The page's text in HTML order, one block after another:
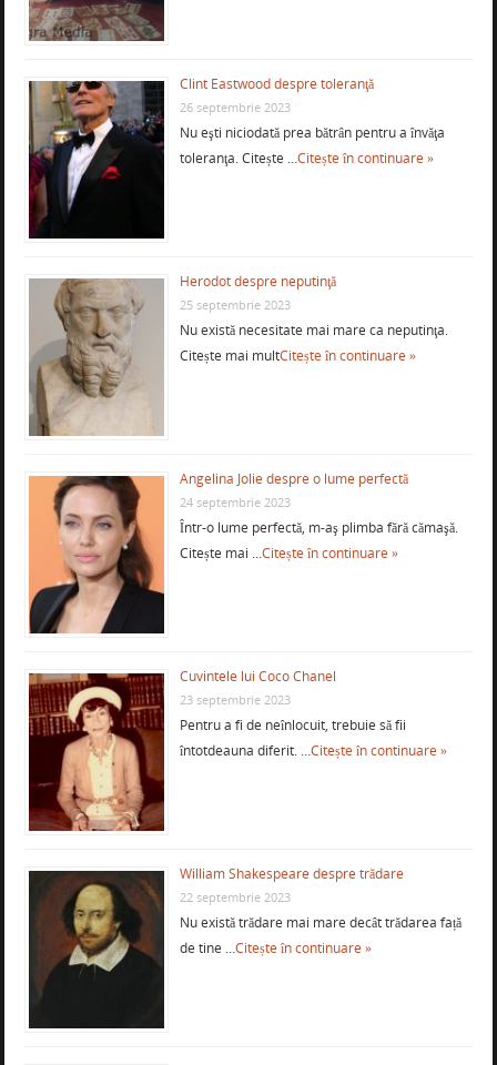
Clint Eastwood despre toleranţă
26 septembrie 2023
Nu eşti niciodată prea bătrân pentru a învăţa
toleranţa. Citește …Citește în continuare »
Herodot despre neputinţă
25 septembrie 2023
Nu există necesitate mai mare ca neputinţa.
Citește mai multCitește în continuare »
Angelina Jolie despre o lume perfectă
24 septembrie 2023
Într-o lume perfectă, m-aş plimba fără cămaşă.
Citește mai …Citește în continuare »
Cuvintele lui Coco Chanel
23 septembrie 2023
Pentru a fi de neînlocuit, trebuie să fii
întotdeauna diferit. …Citește în continuare »
William Shakespeare despre trădare
22 septembrie 2023
Nu există trădare mai mare decât trădarea față
de tine …Citește în continuare »